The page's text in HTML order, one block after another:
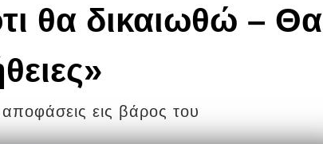
θα δικαιωθώ – Θα
εις βάρος του